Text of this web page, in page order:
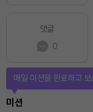
댓글
0
미션
매일 미션을 완료하고 보